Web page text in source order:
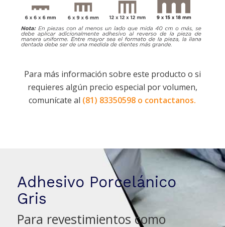
Para más información sobre este producto o si
requieres algún precio especial por volumen,
comunícate al (81) 83350598 o contactanos.
Adhesivo Porcelánico
Gris
Para revestimientos como